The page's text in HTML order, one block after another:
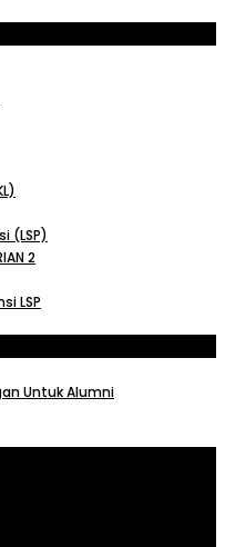
(LSP)
2
LSP
Untuk Alumni